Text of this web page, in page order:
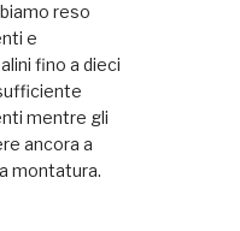
reso
e
fino a dieci
mentre gli
ancora a
montatura.